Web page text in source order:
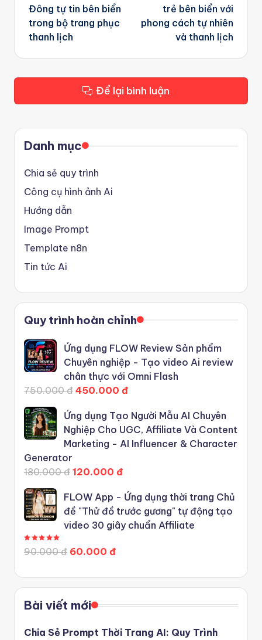
Đông tự tin bên biển
trong bộ trang phục
thanh lịch
trẻ bên biển với
phong cách tự nhiên
và thanh lịch
Để lại bình luận
Danh mục
Chia sẻ quy trình
Công cụ hình ảnh Ai
Hướng dẫn
Image Prompt
Template n8n
Tin tức Ai
Quy trình hoàn chỉnh
Ứng dụng FLOW Review Sản phẩm
Chuyên nghiệp - Tạo video Ai review
chân thực với Omni Flash
750.000 đ 450.000 đ
Ứng dụng Tạo Người Mẫu AI Chuyên
Nghiệp Cho UGC, Affiliate Và Content
Marketing - AI Influencer & Character
Generator
180.000 đ 120.000 đ
FLOW App - Ứng dụng thời trang Chủ
đề "Thử đồ trước gương" tự động tạo
video 30 giây chuẩn Affiliate
90.000 đ 60.000 đ
Bài viết mới
Chia Sẻ Prompt Thời Trang AI: Quy Trình